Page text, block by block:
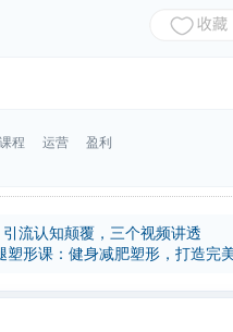
课程 运营 盈利
流认知颠覆，三个视频讲透
塑形课：健身减肥塑形，打造完